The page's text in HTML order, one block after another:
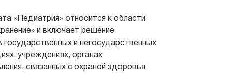
«Педиатрия» относится к области
и включает решение
государственных и негосударственных
учреждениях, органах
связанных с охраной здоровья